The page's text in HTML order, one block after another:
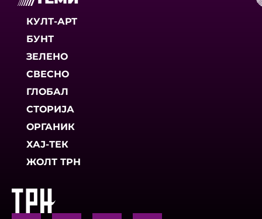
КУЛТ-АРТ
БУНТ
ЗЕЛЕНО
СВЕСНО
ГЛОБАЛ
СТОРИЈА
ОРГАНИК
ХАЈ-ТЕК
ЖОЛТ ТРН